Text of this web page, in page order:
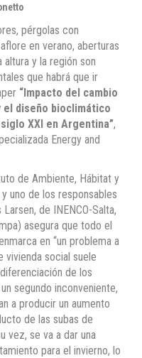
pérgolas con
en verano, aberturas
y la región son
que habrá que ir
“Impacto del cambio
diseño bioclimático
XXI en Argentina”,
Energy and
de Ambiente, Hábitat y
uno de los responsables
de INENCO-Salta,
asegura que todo el
en “un problema a
social suele
de los
segundo inconveniente,
a producir un aumento
de las subas de
vez, se va a dar una
para el invierno, lo